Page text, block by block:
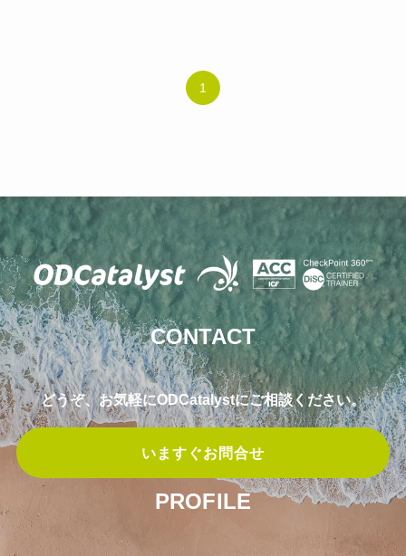
1
CONTACT
どうぞ、お気軽にODCatalystにご相談ください。
いますぐお問合せ
PROFILE